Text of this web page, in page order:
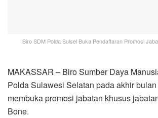
Biro SDM Polda Sulsel Buka Pendaftaran Promosi
MAKASSAR – Biro Sumber Daya
Polda Sulawesi Selatan pada akhir
membuka promosi jabatan khusus
Bone.